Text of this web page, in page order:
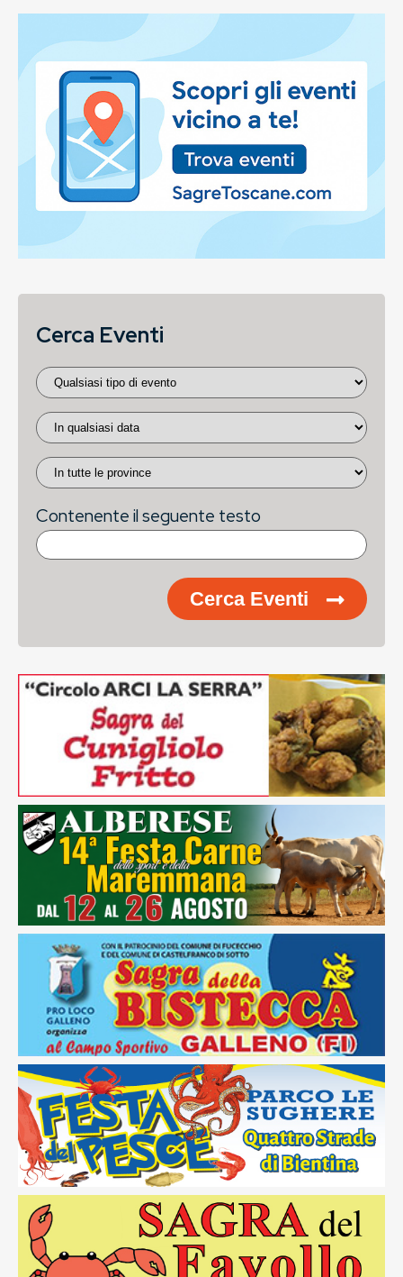
Cerca Eventi
Contenente il seguente testo
Cerca Eventi